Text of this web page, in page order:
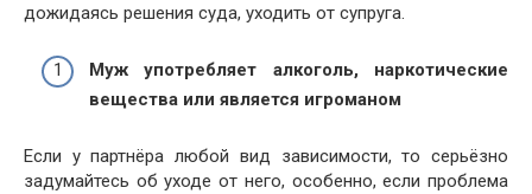
дожидаясь решения суда, уходить от супруга.
Муж употребляет алкоголь, наркотические
вещества или является игроманом
Если у партнёра любой вид зависимости, то серьёзно
задумайтесь об уходе от него, особенно, если проблема